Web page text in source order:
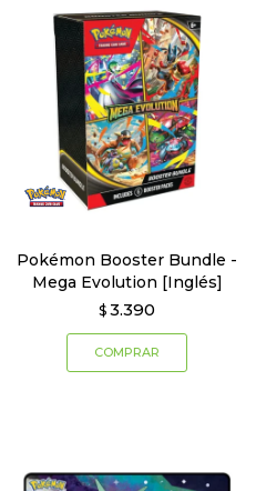
Pokémon Booster Bundle -
Mega Evolution [Inglés]
$ 3.390